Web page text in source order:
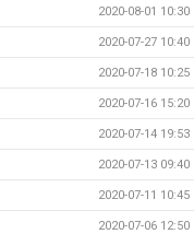
2020-08-01 10:30
2020-07-27 10:40
2020-07-18 10:25
2020-07-16 15:20
2020-07-14 19:53
2020-07-13 09:40
2020-07-11 10:45
2020-07-06 12:50